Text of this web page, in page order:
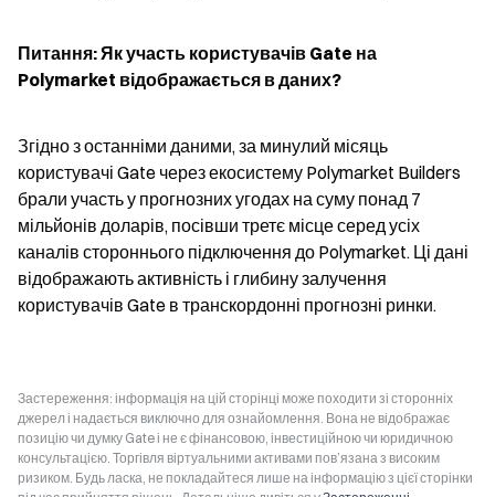
Питання: Як участь користувачів Gate на
Polymarket відображається в даних?
Згідно з останніми даними, за минулий місяць
користувачі Gate через екосистему Polymarket Builders
брали участь у прогнозних угодах на суму понад 7
мільйонів доларів, посівши третє місце серед усіх
каналів стороннього підключення до Polymarket. Ці дані
відображають активність і глибину залучення
користувачів Gate в транскордонні прогнозні ринки.
Застереження: інформація на цій сторінці може походити зі сторонніх
джерел і надається виключно для ознайомлення. Вона не відображає
позицію чи думку Gate і не є фінансовою, інвестиційною чи юридичною
консультацією. Торгівля віртуальними активами пов’язана з високим
ризиком. Будь ласка, не покладайтеся лише на інформацію з цієї сторінки